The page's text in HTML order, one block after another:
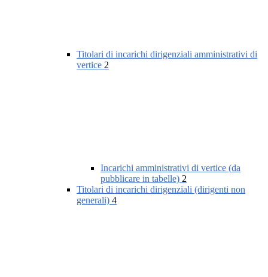
Titolari di incarichi dirigenziali amministrativi di
vertice 2
Incarichi amministrativi di vertice (da
pubblicare in tabelle) 2
Titolari di incarichi dirigenziali (dirigenti non
generali) 4